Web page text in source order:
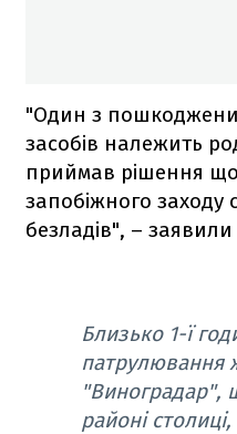
"Один з
засобів належить
приймав рішення
запобіжного заходу
безладів", – заявили
Близько 1-ї
патрулювання
"Виноградар",
районі столиці,